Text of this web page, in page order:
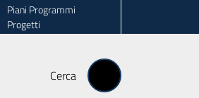
Piani Programmi
Progetti
Cerca